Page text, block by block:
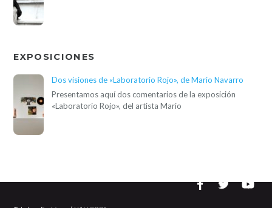
EXPOSICIONES
Dos visiones de «Laboratorio Rojo», de Mario Navarro
Presentamos aquí dos comentarios de la exposición
«Laboratorio Rojo», del artista Mario